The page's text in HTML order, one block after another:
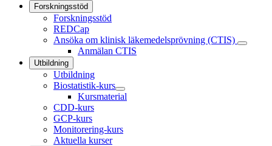
Forskningsstöd
Forskningsstöd
REDCap
Ansöka om klinisk läkemedelsprövning (CTIS)
Anmälan CTIS
Utbildning
Utbildning
Biostatistik-kurs
Kursmaterial
CDD-kurs
GCP-kurs
Monitorering-kurs
Aktuella kurser